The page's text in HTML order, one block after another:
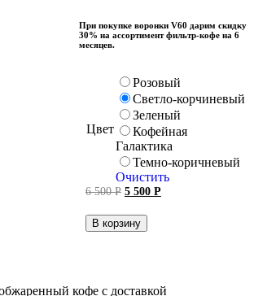
При покупке воронки V60 дарим скидку
30% на ассортимент фильтр-кофе на 6
месяцев.
Цвет
Розовый
Светло-корчиневый
Зеленый
Кофейная
Галактика
Темно-коричневый
Очистить
6 500Р Первоначальная
составляла
6 500 руб..
5 500 РТекущая
В корзину